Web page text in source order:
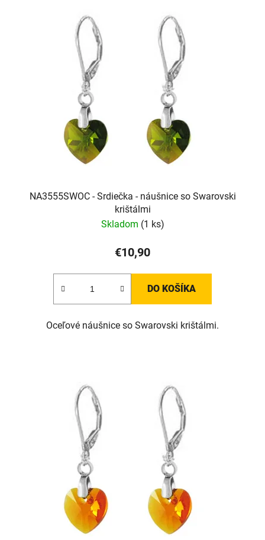
NA3555SWOC - Srdiečka - náušnice so Swarovski
krištálmi
Skladom (1 ks)
€10,90
DO KOŠÍKA
Oceľové náušnice so Swarovski krištálmi.